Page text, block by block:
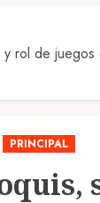
rol de
PRINCIPAL